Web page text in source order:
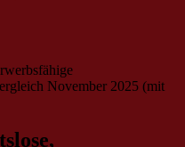
November 2025 (mit